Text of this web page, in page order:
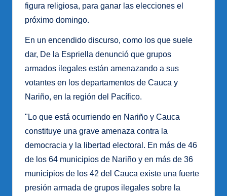
figura religiosa, para ganar las elecciones el
próximo domingo.
En un encendido discurso, como los que suele
dar, De la Espriella denunció que grupos
armados ilegales están amenazando a sus
votantes en los departamentos de Cauca y
Nariño, en la región del Pacífico.
"Lo que está ocurriendo en Nariño y Cauca
constituye una grave amenaza contra la
democracia y la libertad electoral. En más de 46
de los 64 municipios de Nariño y en más de 36
municipios de los 42 del Cauca existe una fuerte
presión armada de grupos ilegales sobre la